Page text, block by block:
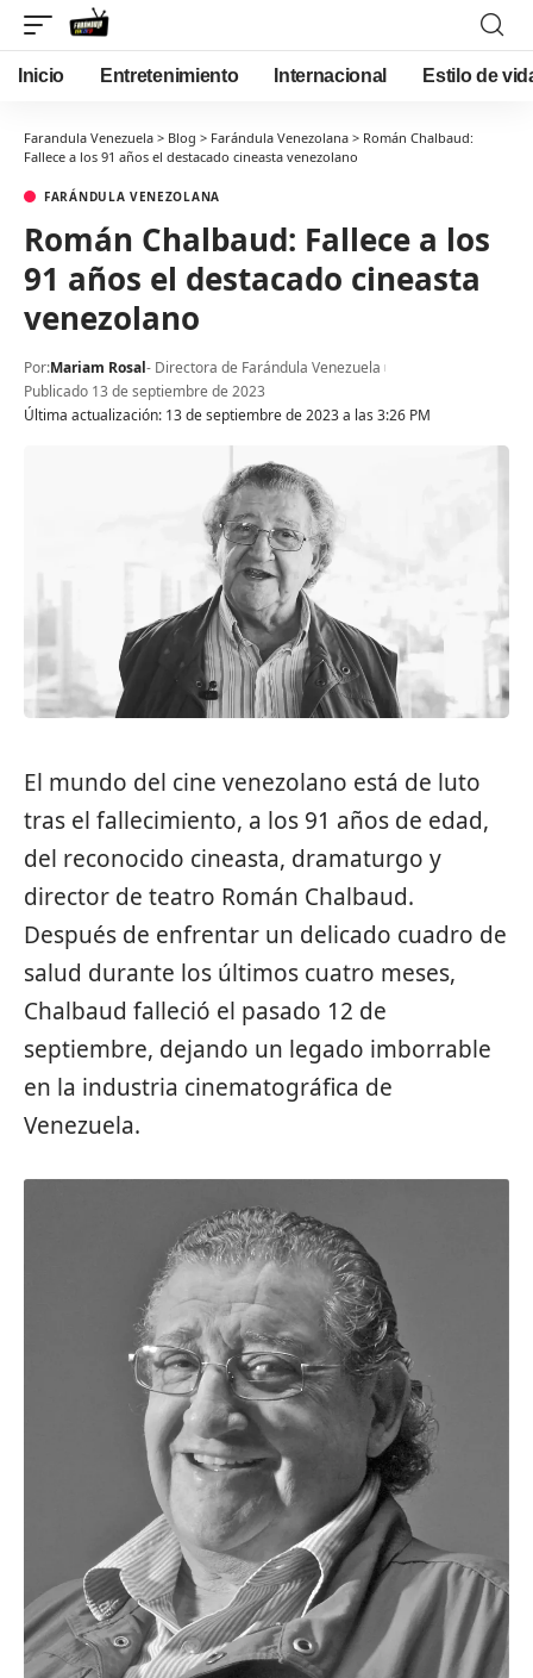
Inicio Entretenimiento Internacional Estilo de
Farandula Venezuela > Blog > Farándula Venezolana > Román Chalbaud:
Fallece a los 91 años el destacado cineasta venezolano
FARÁNDULA VENEZOLANA
Román Chalbaud: Fallece a los
91 años el destacado cineasta
venezolano
Última actualización: 13 de septiembre de 2023 a las 3:26 PM
Por:Mariam Rosal- Directora de Farándula Venezuela
Publicado 13 de septiembre de 2023
El mundo del cine venezolano está de luto
tras el fallecimiento, a los 91 años de edad,
del reconocido cineasta, dramaturgo y
director de teatro Román Chalbaud.
Después de enfrentar un delicado cuadro de
salud durante los últimos cuatro meses,
Chalbaud falleció el pasado 12 de
septiembre, dejando un legado imborrable
en la industria cinematográfica de
Venezuela.